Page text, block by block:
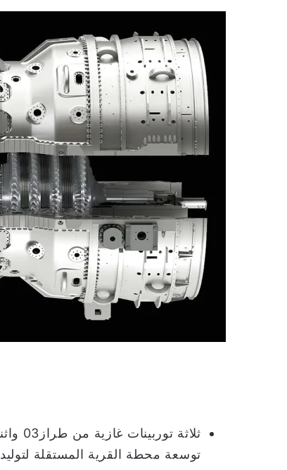
ل
ر
ا
ل
ر
و
توسعة محطة القرية المستقلة لتوليد